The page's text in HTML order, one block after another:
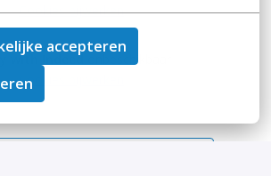
accepteren
Cookies bijwerken
with Indeed
onbeschikbaar
Cookies bijwerken